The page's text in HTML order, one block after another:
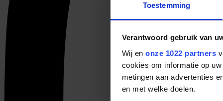
Toestemming
Verantwoord gebruik van
Wij en onze 1022 partners
cookies om informatie op
metingen aan advertenties
en met welke doelen.